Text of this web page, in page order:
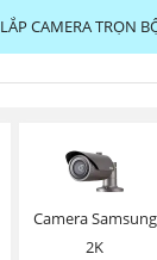
LẮP CAMERA TRỌN
Camera Samsung
2K